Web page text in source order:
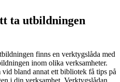
ta utbildningen
finns en verktygslåda med
inom olika verksamheter.
bland annat ett bibliotek få tips på